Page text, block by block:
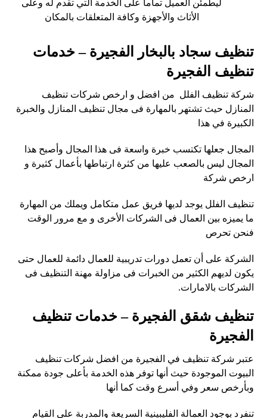
ليطمئن العميل تماما على الخدمة التي تقدم له وعلى
الأثاث والأجهزة وكافة المتعلقات بالمكان
تنظيف سجاد بالبخار الفجيرة – خدمات
تنظيف الفجيرة
شركة تنظيف الفلل من افضل و ارخص شركات تنظيف
المنازل حيث تشتهر بالمهارة فى مجال تنظيف المنازل والخبرة
الكبيرة في هذا
المجال جعلها تكتسب خبرة واسعة فى هذا المجال وأصبح هذا
المجال ليس بالصعب عليها من كثرة ارتباطها بأعمال كثيرة و
ارخص شركة
تنظيف الفلل يوجد لديها فريق عمل متكامل ويملك من المهارة
ما يميزه بين العمال فى الشركات الأخرى و مع مرور الوقت
فنحن تحرص
الشركة على أن تعمل دورات تدريبية للعمال دائمة للعمال حتى
يكون لديهم الكثير من الخبرات فى مزاولة مهنة التنظيف فى
الشركات بالامارات.
تنظيف شقق الفجيرة – خدمات تنظيف
الفجيرة
عتبر شركة تنظيف في الفجيرة من افضل شركات تنظيف
البيوت الموجودة حيث أنها توفر هذه الخدمة بأعلى جودة ممكنة
وبأرخص سعر وفي أسرع وقت كما أنها
تنفرد بوجود العمالة الفليبينية السريعة والمدربة على القيام